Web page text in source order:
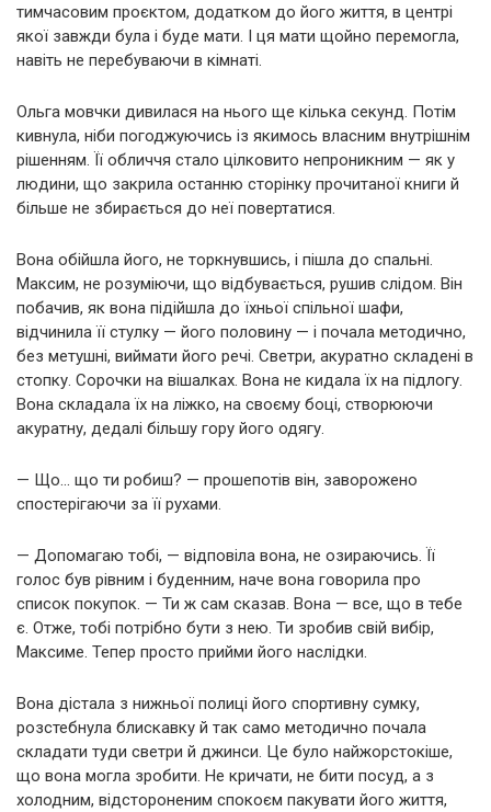
тимчасовим проєктом, додатком до його життя, в центрі
якої завжди була і буде мати. І ця мати щойно перемогла,
навіть не перебуваючи в кімнаті.
Ольга мовчки дивилася на нього ще кілька секунд. Потім
кивнула, ніби погоджуючись із якимось власним внутрішнім
рішенням. Її обличчя стало цілковито непроникним — як у
людини, що закрила останню сторінку прочитаної книги й
більше не збирається до неї повертатися.
Вона обійшла його, не торкнувшись, і пішла до спальні.
Максим, не розуміючи, що відбувається, рушив слідом. Він
побачив, як вона підійшла до їхньої спільної шафи,
відчинила її стулку — його половину — і почала методично,
без метушні, виймати його речі. Светри, акуратно складені в
стопку. Сорочки на вішалках. Вона не кидала їх на підлогу.
Вона складала їх на ліжко, на своєму боці, створюючи
акуратну, дедалі більшу гору його одягу.
— Що… що ти робиш? — прошепотів він, заворожено
спостерігаючи за її рухами.
— Допомагаю тобі, — відповіла вона, не озираючись. Її
голос був рівним і буденним, наче вона говорила про
список покупок. — Ти ж сам сказав. Вона — все, що в тебе
є. Отже, тобі потрібно бути з нею. Ти зробив свій вибір,
Максиме. Тепер просто прийми його наслідки.
Вона дістала з нижньої полиці його спортивну сумку,
розстебнула блискавку й так само методично почала
складати туди светри й джинси. Це було найжорстокіше,
що вона могла зробити. Не кричати, не бити посуд, а з
холодним, відстороненим спокоєм пакувати його життя,